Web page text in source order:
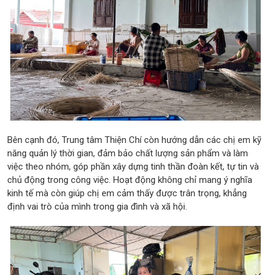
Bên cạnh đó, Trung tâm Thiện Chí còn hướng dẫn các chị em kỹ
năng quản lý thời gian, đảm bảo chất lượng sản phẩm và làm
việc theo nhóm, góp phần xây dựng tinh thần đoàn kết, tự tin và
chủ động trong công việc. Hoạt động không chỉ mang ý nghĩa
kinh tế mà còn giúp chị em cảm thấy được trân trọng, khẳng
định vai trò của mình trong gia đình và xã hội.